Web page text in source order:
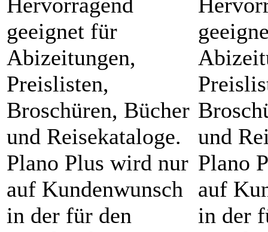
geeignet für
Abizeitungen,
Preislisten,
Broschüren, Bücher
und Reisekataloge.
Plano Plus wird nur
auf Kundenwunsch
in der für den
und
Plano
auf
in der